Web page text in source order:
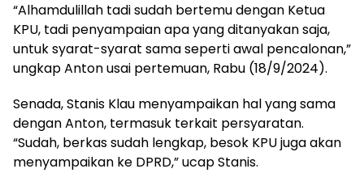
“Alhamdulillah tadi sudah bertemu dengan Ketua
KPU, tadi penyampaian apa yang ditanyakan saja,
untuk syarat-syarat sama seperti awal pencalonan,”
ungkap Anton usai pertemuan, Rabu (18/9/2024).
Senada, Stanis Klau menyampaikan hal yang sama
dengan Anton, termasuk terkait persyaratan.
“Sudah, berkas sudah lengkap, besok KPU juga akan
menyampaikan ke DPRD,” ucap Stanis.